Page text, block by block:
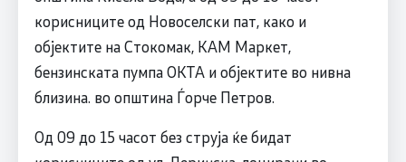
корисниците од Новоселски пат, како и
објектите на Стокомак, КАМ Маркет,
бензинската пумпа ОКТА и објектите во нивна
близина. во општина Ѓорче Петров.
Од 09 до 15 часот без струја ќе бидат